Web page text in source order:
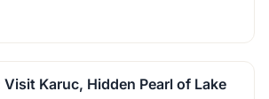
Visit Karuc, Hidden Pearl of Lake